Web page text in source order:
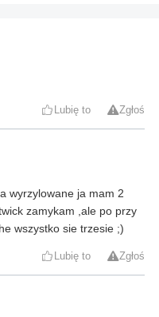
Lubię to Zgłoś
wyrzylowane ja mam 2
zamykam ,ale po przy
wszystko sie trzesie ;)
Lubię to Zgłoś